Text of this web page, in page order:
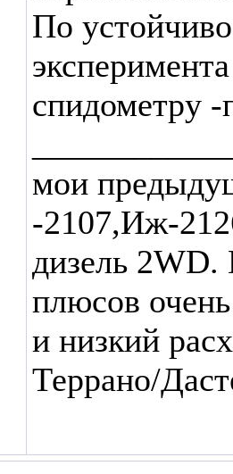
По
спидометру
мои
-2107,Иж-
дизель 2WD.
плюсов
и низкий
Террано/